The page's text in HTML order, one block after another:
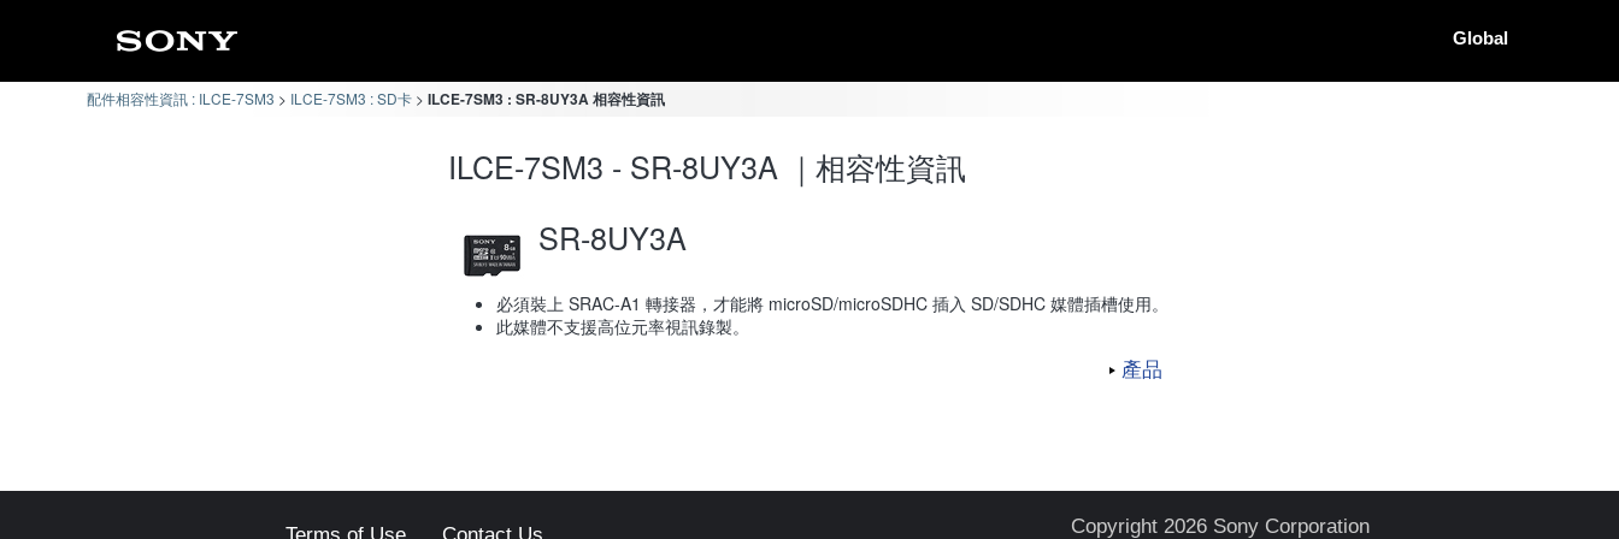
Global
配件相容性資訊 : ILCE-7SM3 ILCE-7SM3 : SD卡 ILCE-7SM3 : SR-8UY3A 相容性資訊
ILCE-7SM3 - SR-8UY3A ｜相容性資訊
SR-8UY3A
必須裝上 SRAC-A1 轉接器，才能將 microSD/microSDHC 插入 SD/SDHC 媒體插槽使用。
此媒體不支援高位元率視訊錄製。
產品
Copyright 2026 Sony Corporation